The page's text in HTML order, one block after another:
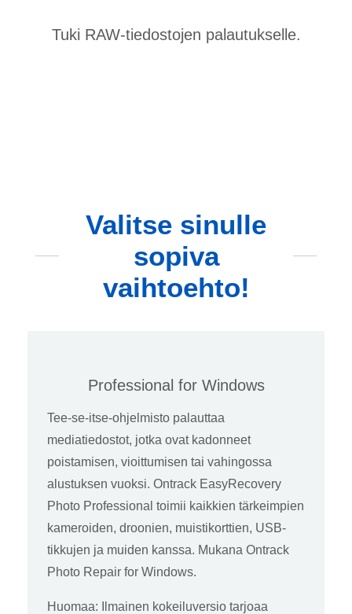
Tuki RAW-tiedostojen palautukselle.
Valitse sinulle
sopiva
vaihtoehto!
Professional for Windows
Tee-se-itse-ohjelmisto palauttaa
mediatiedostot, jotka ovat kadonneet
poistamisen, vioittumisen tai vahingossa
alustuksen vuoksi. Ontrack EasyRecovery
Photo Professional toimii kaikkien tärkeimpien
kameroiden, droonien, muistikorttien, USB-
tikkujen ja muiden kanssa. Mukana Ontrack
Photo Repair for Windows.
Huomaa: Ilmainen kokeiluversio tarjoaa